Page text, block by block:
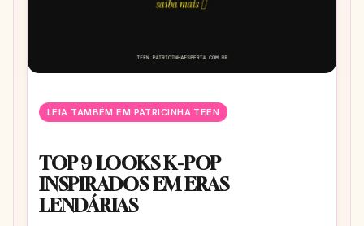
LEIA TAMBÉM EM PATRICINHA TEEN
TOP 9 LOOKS K-POP
INSPIRADOS EM ERAS
LENDÁRIAS